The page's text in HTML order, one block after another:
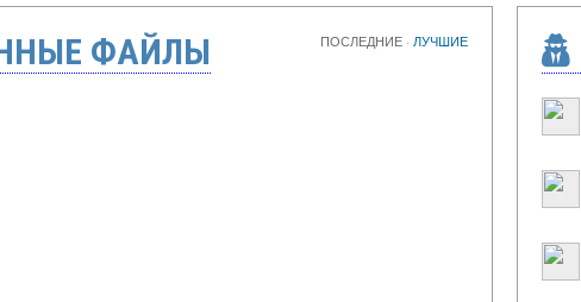
ФАЙЛЫ ПОСЛЕДНИЕ · ЛУЧШИЕ